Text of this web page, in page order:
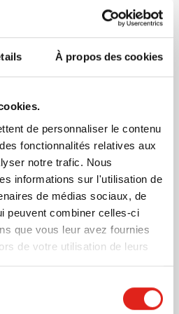
À propos des cookies
de personnaliser le contenu
fonctionnalités relatives aux
notre trafic. Nous
informations sur l'utilisation de
de médias sociaux, de
peuvent combiner celles-ci
que vous leur avez fournies
de votre utilisation de leurs
Stylo tactile Blacktouch
Marquage à partir de 150 unités
Rapide
Stylo Olympic Gold
Marquage à partir de 250 unités
Livraison à partir de 12 août
Visonner